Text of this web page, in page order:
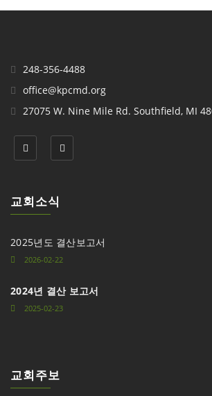
248-356-4488
office@kpcmd.org
27075 W. Nine Mile Rd. Southfield, MI
교회소식
2025년도 결산보고서
2026-02-22
2024년 결산 보고서
2025-02-23
교회주보